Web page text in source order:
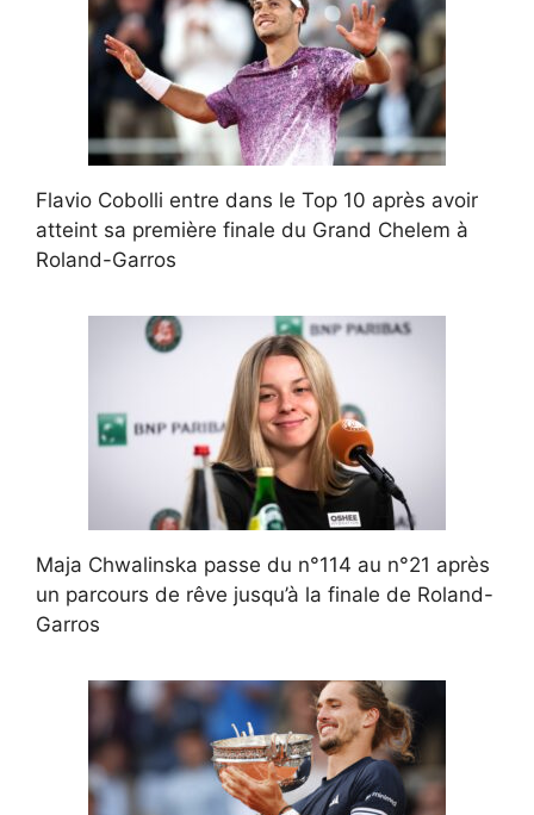
Flavio Cobolli entre dans le Top 10 après avoir
atteint sa première finale du Grand Chelem à
Roland-Garros
Maja Chwalinska passe du n°114 au n°21 après
un parcours de rêve jusqu’à la finale de Roland-
Garros